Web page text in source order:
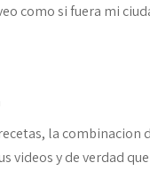
como si fuera mi
la combinacion
videos y de verdad